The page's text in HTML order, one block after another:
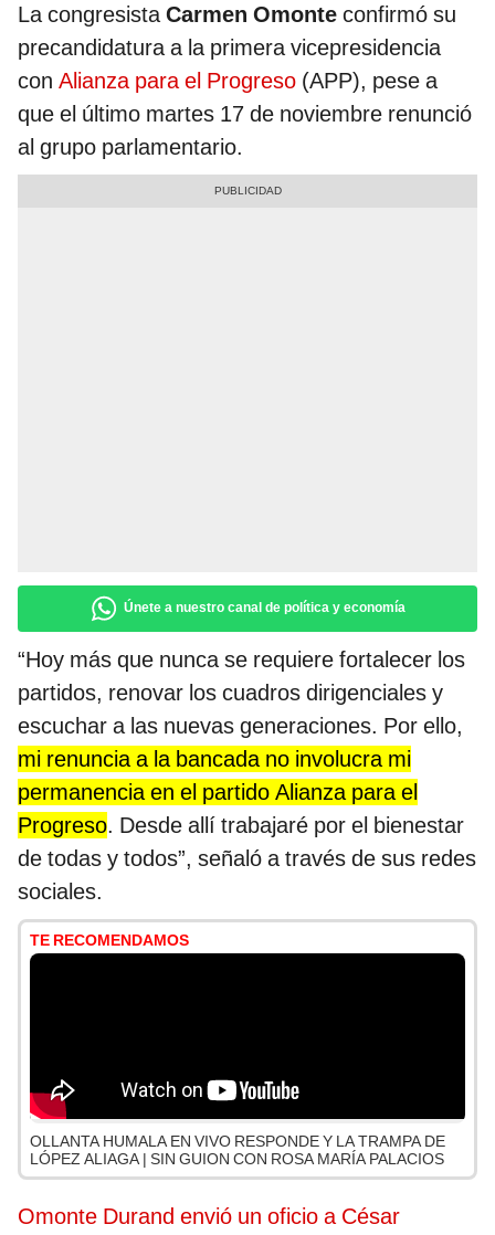
La congresistaCarmen Omonte confirmó su
precandidatura a la primera vicepresidencia
con Alianza para el Progreso (APP), pese a
que el último martes 17 de noviembre renunció
al grupo parlamentario.
Únete a nuestro canal de política y economía
“Hoy más que nunca se requiere fortalecer los
partidos, renovar los cuadros dirigenciales y
escuchar a las nuevas generaciones. Por ello,
mi renuncia a la bancada no involucra mi
permanencia en el partido Alianza para el
Progreso. Desde allí trabajaré por el bienestar
de todas y todos”, señaló a través de sus redes
sociales.
TE RECOMENDAMOS
OLLANTA HUMALA EN VIVO RESPONDE Y LA TRAMPA DE
LÓPEZ ALIAGA | SIN GUION CON ROSA MARÍA PALACIOS
Omonte Durand envió un oficio a César